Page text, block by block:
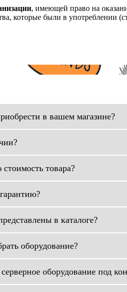
, имеющей право на
которые были в употреблении
в вашем магазине?
товара?
в каталоге?
оборудование?
оборудование под